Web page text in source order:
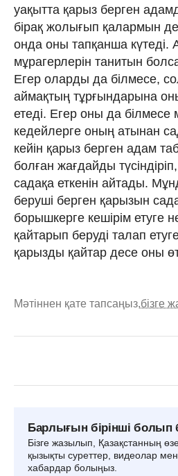
уақытта қарыз берген
бірақ жолығып қалармын
онда оны тапқанша күтеді.
мұрагерлерін танитын
Егер оларды да білмесе,
аймақтың тұрғындарына
етеді. Егер оны да
кедейлерге оның атынан
кейін қарыз берген адам
болған жағдайды
садақа еткенін айтады.
беруші берген қарызын
борышкерге кешірім етуге
қайтарып беруді талап
қарызды қайтар десе оны
Мәтіннен қате тапсаңыз,бізге
Барлығын бірінші болып
Бізге жазылып, Қазақстанның
қызықты суреттер, видеолар
хабардар болыңыз.